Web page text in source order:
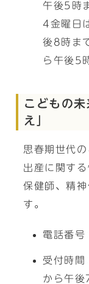
午後5時
4金曜日
後8時ま
ら午後5
こどもの
え」
思春期世代
出産に関す
保健師、精
す。
電話番
受付時間
から午後